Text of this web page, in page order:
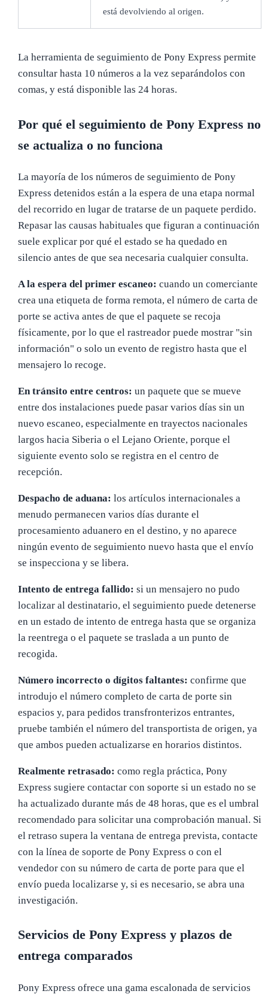
está devolviendo al origen.
La herramienta de seguimiento de Pony Express permite
consultar hasta 10 números a la vez separándolos con
comas, y está disponible las 24 horas.
Por qué el seguimiento de Pony Express no
se actualiza o no funciona
La mayoría de los números de seguimiento de Pony
Express detenidos están a la espera de una etapa normal
del recorrido en lugar de tratarse de un paquete perdido.
Repasar las causas habituales que figuran a continuación
suele explicar por qué el estado se ha quedado en
silencio antes de que sea necesaria cualquier consulta.
A la espera del primer escaneo: cuando un comerciante
crea una etiqueta de forma remota, el número de carta de
porte se activa antes de que el paquete se recoja
físicamente, por lo que el rastreador puede mostrar "sin
información" o solo un evento de registro hasta que el
mensajero lo recoge.
En tránsito entre centros: un paquete que se mueve
entre dos instalaciones puede pasar varios días sin un
nuevo escaneo, especialmente en trayectos nacionales
largos hacia Siberia o el Lejano Oriente, porque el
siguiente evento solo se registra en el centro de
recepción.
Despacho de aduana: los artículos internacionales a
menudo permanecen varios días durante el
procesamiento aduanero en el destino, y no aparece
ningún evento de seguimiento nuevo hasta que el envío
se inspecciona y se libera.
Intento de entrega fallido: si un mensajero no pudo
localizar al destinatario, el seguimiento puede detenerse
en un estado de intento de entrega hasta que se organiza
la reentrega o el paquete se traslada a un punto de
recogida.
Número incorrecto o dígitos faltantes: confirme que
introdujo el número completo de carta de porte sin
espacios y, para pedidos transfronterizos entrantes,
pruebe también el número del transportista de origen, ya
que ambos pueden actualizarse en horarios distintos.
Realmente retrasado: como regla práctica, Pony
Express sugiere contactar con soporte si un estado no se
ha actualizado durante más de 48 horas, que es el umbral
recomendado para solicitar una comprobación manual. Si
el retraso supera la ventana de entrega prevista, contacte
con la línea de soporte de Pony Express o con el
vendedor con su número de carta de porte para que el
envío pueda localizarse y, si es necesario, se abra una
investigación.
Servicios de Pony Express y plazos de
entrega comparados
Pony Express ofrece una gama escalonada de servicios